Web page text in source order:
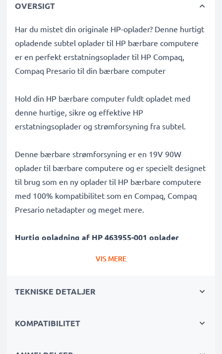
OVERSIGT
Har du mistet din originale HP-oplader? Denne hurtigt
opladende subtel oplader til HP bærbare computere
er en perfekt erstatningsoplader til HP Compaq,
Compaq Presario til din bærbare computer
Hold din HP bærbare computer fuldt opladet med
denne hurtige, sikre og effektive HP
erstatningsoplader og strømforsyning fra subtel.
Denne bærbare strømforsyning er en 19V 90W
oplader til bærbare computere og er specielt designet
til brug som en ny oplader til HP bærbare computere
med 100% kompatibilitet som en Compaq, Compaq
Presario netadapter og meget mere.
Hurtig opladning af HP 463955-001 oplader
højhastighedsbatterioplader med 4.74A høj
✔ Materialer af høj kvalitet - med et holdbart,
VIS MERE
TEKNISKE DETALJER
KOMPATIBILITET